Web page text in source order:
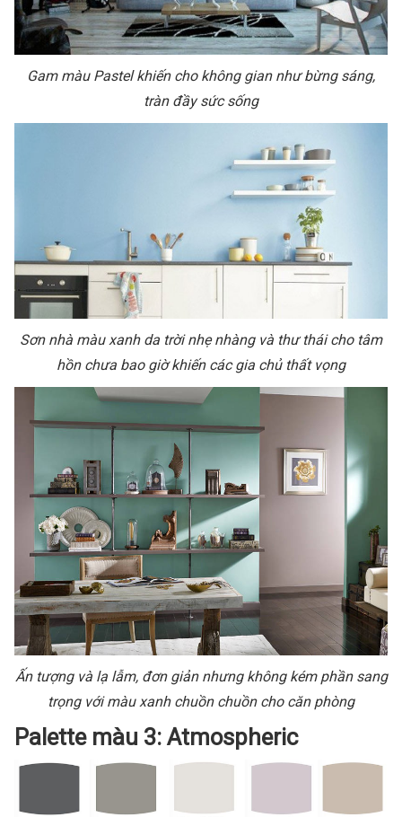
Gam màu Pastel khiến cho không gian như bừng sáng,
tràn đầy sức sống
Sơn nhà màu xanh da trời nhẹ nhàng và thư thái cho tâm
hồn chưa bao giờ khiến các gia chủ thất vọng
Ấn tượng và lạ lẫm, đơn giản nhưng không kém phần sang
trọng với màu xanh chuồn chuồn cho căn phòng
Palette màu 3: Atmospheric